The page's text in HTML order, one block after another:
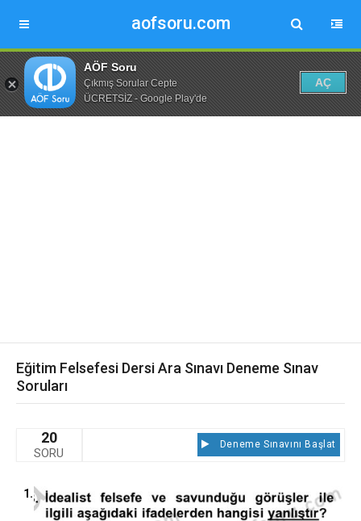
aofsoru.com
AÖF Soru
Çıkmış Sorular Cepte
ÜCRETSİZ - Google Play'de
AÇ
Eğitim Felsefesi Dersi Ara Sınavı Deneme Sınav
Soruları
20
SORU
Deneme Sınavını Başlat
1.